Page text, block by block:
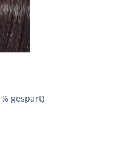
gespart)